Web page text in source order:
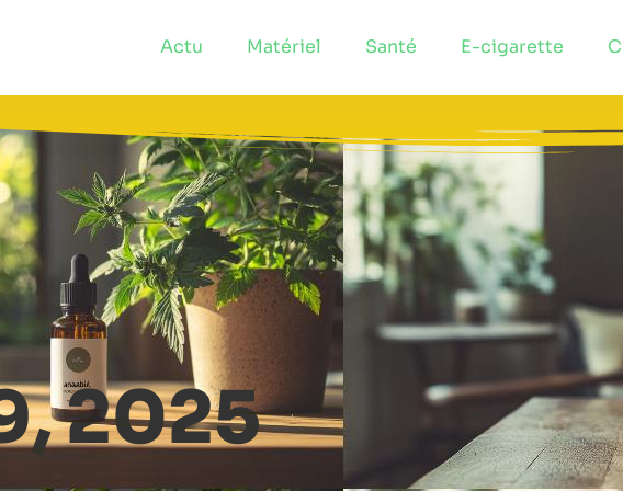
Actu Matériel Santé E-cigarette
2025